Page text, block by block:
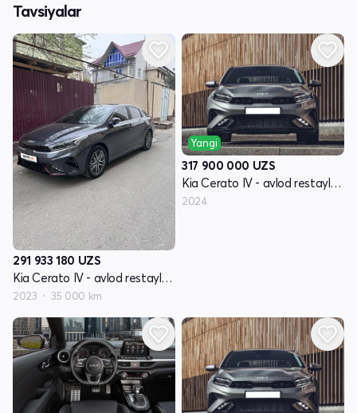
Tavsiyalar
291 933 180 UZS
Kia Cerato IV - avlod restayling
2023 35 000 km
Yangi
317 900 000 UZS
Kia Cerato IV - avlod restayling
2024